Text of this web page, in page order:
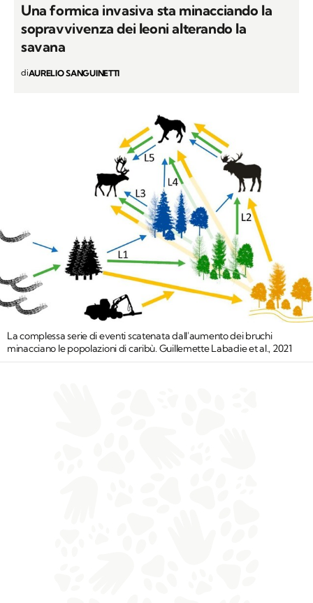
Una formica invasiva sta minacciando la
sopravvivenza dei leoni alterando la
savana
diAURELIO SANGUINETTI
La complessa serie di eventi scatenata dall'aumento dei bruchi
minacciano le popolazioni di caribù. Guillemette Labadie et al., 2021